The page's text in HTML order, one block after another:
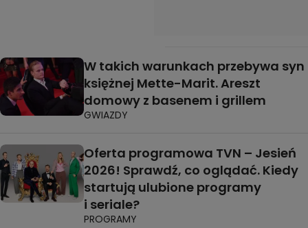
W takich warunkach przebywa syn
księżnej Mette-Marit. Areszt
domowy z basenem i grillem
GWIAZDY
Oferta programowa TVN – Jesień
2026! Sprawdź, co oglądać. Kiedy
startują ulubione programy
i seriale?
PROGRAMY